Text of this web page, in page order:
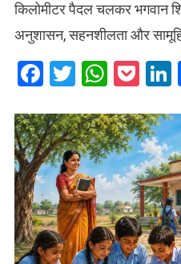
किलोमीटर पैदल चलकर भगवान
अनुशासन, सहनशीलता और
Facebook
Twitter